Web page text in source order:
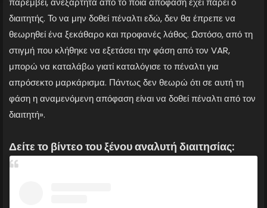
διαιτητής. Το να μην δοθεί πέναλτι εδώ, δεν θα έπρεπε να
θεωρηθεί ένα ξεκάθαρο και προφανές λάθος. Ωστόσο, από τη
στιγμή που κλήθηκε να εξετάσει την φάση από τον VAR,
μπορώ να καταλάβω γιατί καταλόγισε το πέναλτι για
απρόσεκτο μαρκάρισμα. Πάντως δεν θεωρώ ότι σε αυτή τη
φάση η αναμενόμενη απόφαση είναι να δοθεί πέναλτι από τον
διαιτητή».
Δείτε το βίντεο του ξένου αναλυτή διαιτησίας: